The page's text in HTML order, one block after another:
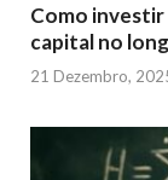
Como
capital no
21 Dezembro,